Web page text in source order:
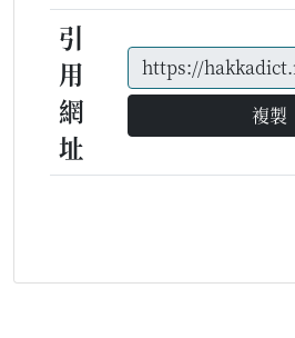
引
用
網
址
複製